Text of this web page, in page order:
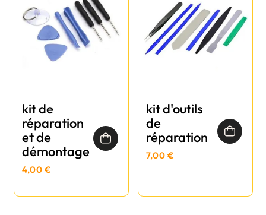
kit de
réparation
et de
démontage
4,00 €
kit d'outils
de
réparation
7,00 €